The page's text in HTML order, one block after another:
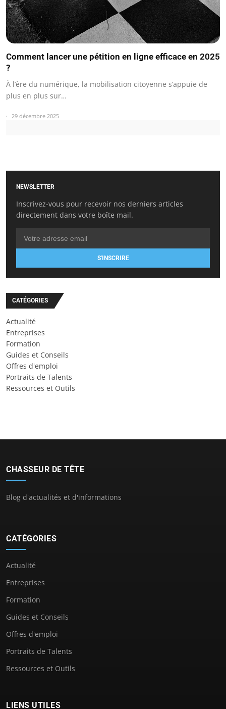
Comment lancer une pétition en ligne efficace en 2025
?
À l’ère du numérique, la mobilisation citoyenne s’appuie de
plus en plus sur…
29 décembre 2025
NEWSLETTER
Inscrivez-vous pour recevoir nos derniers articles
directement dans votre boîte mail.
S'INSCRIRE
CATÉGORIES
Actualité
Entreprises
Formation
Guides et Conseils
Offres d'emploi
Portraits de Talents
Ressources et Outils
CHASSEUR DE TÊTE
Blog d'actualités et d'informations
CATÉGORIES
Actualité
Entreprises
Formation
Guides et Conseils
Offres d'emploi
Portraits de Talents
Ressources et Outils
LIENS UTILES